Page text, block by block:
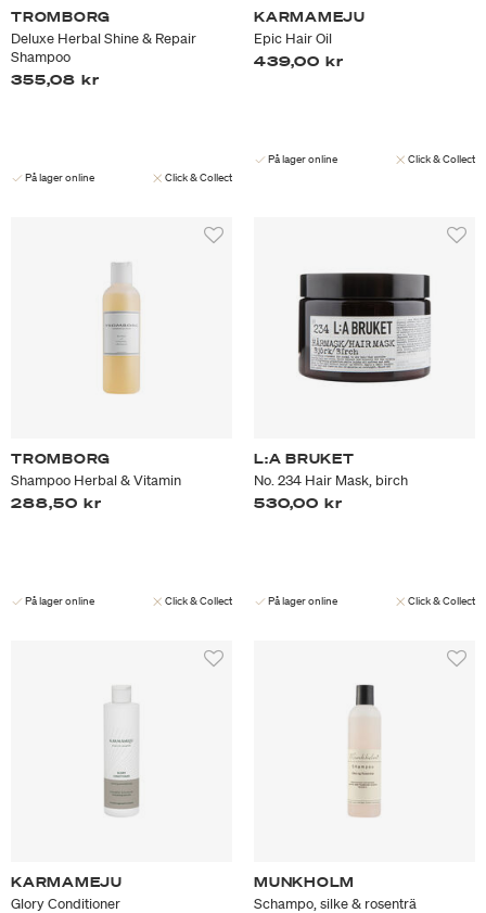
TROMBORG
Deluxe Herbal Shine & Repair
Shampoo
355,08 kr
På lager online Click & Collect
KARMAMEJU
Epic Hair Oil
439,00 kr
På lager online Click & Collect
TROMBORG
Shampoo Herbal & Vitamin
288,50 kr
På lager online Click & Collect
L:A BRUKET
No. 234 Hair Mask, birch
530,00 kr
På lager online Click & Collect
KARMAMEJU
Glory Conditioner
MUNKHOLM
Schampo, silke & rosenträ